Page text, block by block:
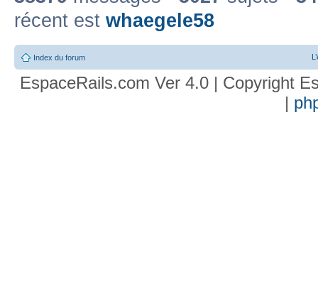
récent est whaegele58
Index du forum
EspaceRails.com Ver 4.0 | Copyright
|